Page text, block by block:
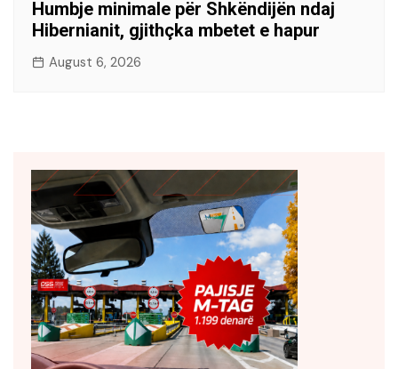
Humbje minimale për Shkëndijën ndaj
Hibernianit, gjithçka mbetet e hapur
August 6, 2026